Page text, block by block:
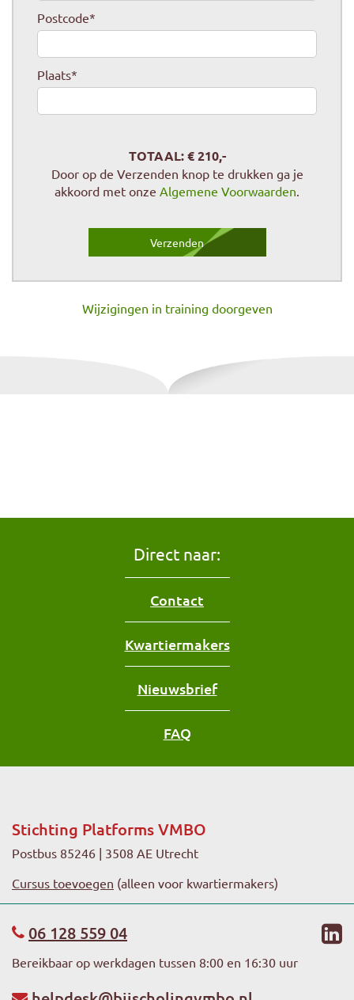
Postcode*
Plaats*
TOTAAL: €210,-
Door op de Verzenden knop te drukken ga je
akkoord met onze Algemene Voorwaarden
Wijzigingen in training doorgeven
Direct naar:
Contact
Kwartiermakers
Nieuwsbrief
FAQ
Stichting Platforms VMBO
Postbus 85246 | 3508 AE Utrecht
Cursus toevoegen (alleen voor kwartiermakers)
06 128 559 04
Bereikbaar op werkdagen tussen 8:00 en 16:30 uur